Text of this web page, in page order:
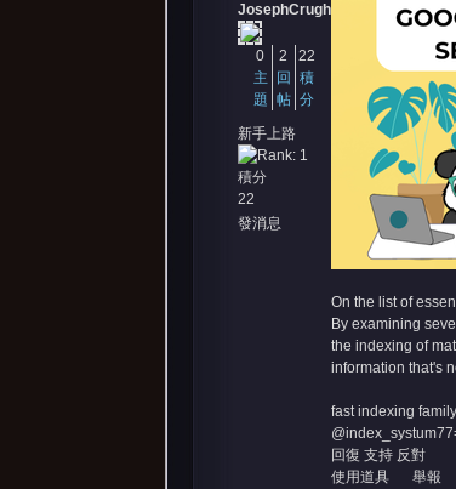
JosephCrugh
0
主
題
2
回
帖
22
積
分
新手上路
積分
22
發消息
On the list of
By examining
the indexing of
information that's
fast indexing
回復 支持 反對
使用道具
舉報